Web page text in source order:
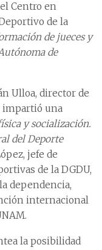
Centro en
de la
de jueces y
de
Ulloa, director de
impartió una
y socialización.
del Deporte
jefe de
de la DGDU,
dependencia,
internacional
la posibilidad